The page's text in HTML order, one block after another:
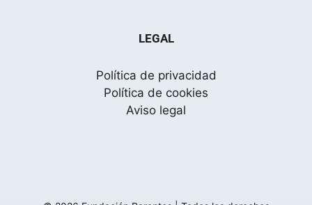
LEGAL
Política de privacidad
Política de cookies
Aviso legal